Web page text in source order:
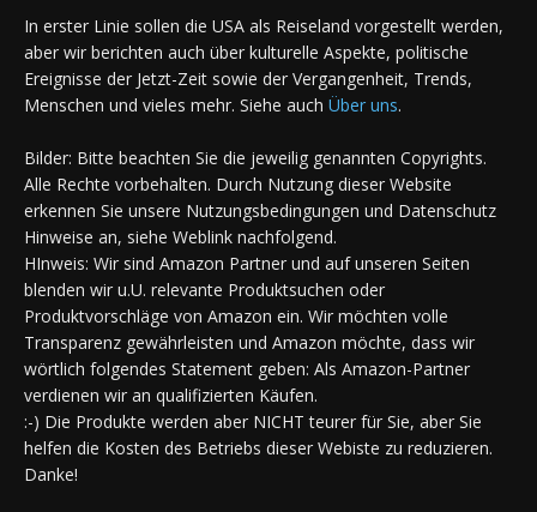
In erster Linie sollen die USA als Reiseland vorgestellt werden,
aber wir berichten auch über kulturelle Aspekte, politische
Ereignisse der Jetzt-Zeit sowie der Vergangenheit, Trends,
Menschen und vieles mehr. Siehe auch Über uns.
Bilder: Bitte beachten Sie die jeweilig genannten Copyrights.
Alle Rechte vorbehalten. Durch Nutzung dieser Website
erkennen Sie unsere Nutzungsbedingungen und Datenschutz
Hinweise an, siehe Weblink nachfolgend.
HInweis: Wir sind Amazon Partner und auf unseren Seiten
blenden wir u.U. relevante Produktsuchen oder
Produktvorschläge von Amazon ein. Wir möchten volle
Transparenz gewährleisten und Amazon möchte, dass wir
wörtlich folgendes Statement geben: Als Amazon-Partner
verdienen wir an qualifizierten Käufen.
:-) Die Produkte werden aber NICHT teurer für Sie, aber Sie
helfen die Kosten des Betriebs dieser Webiste zu reduzieren.
Danke!